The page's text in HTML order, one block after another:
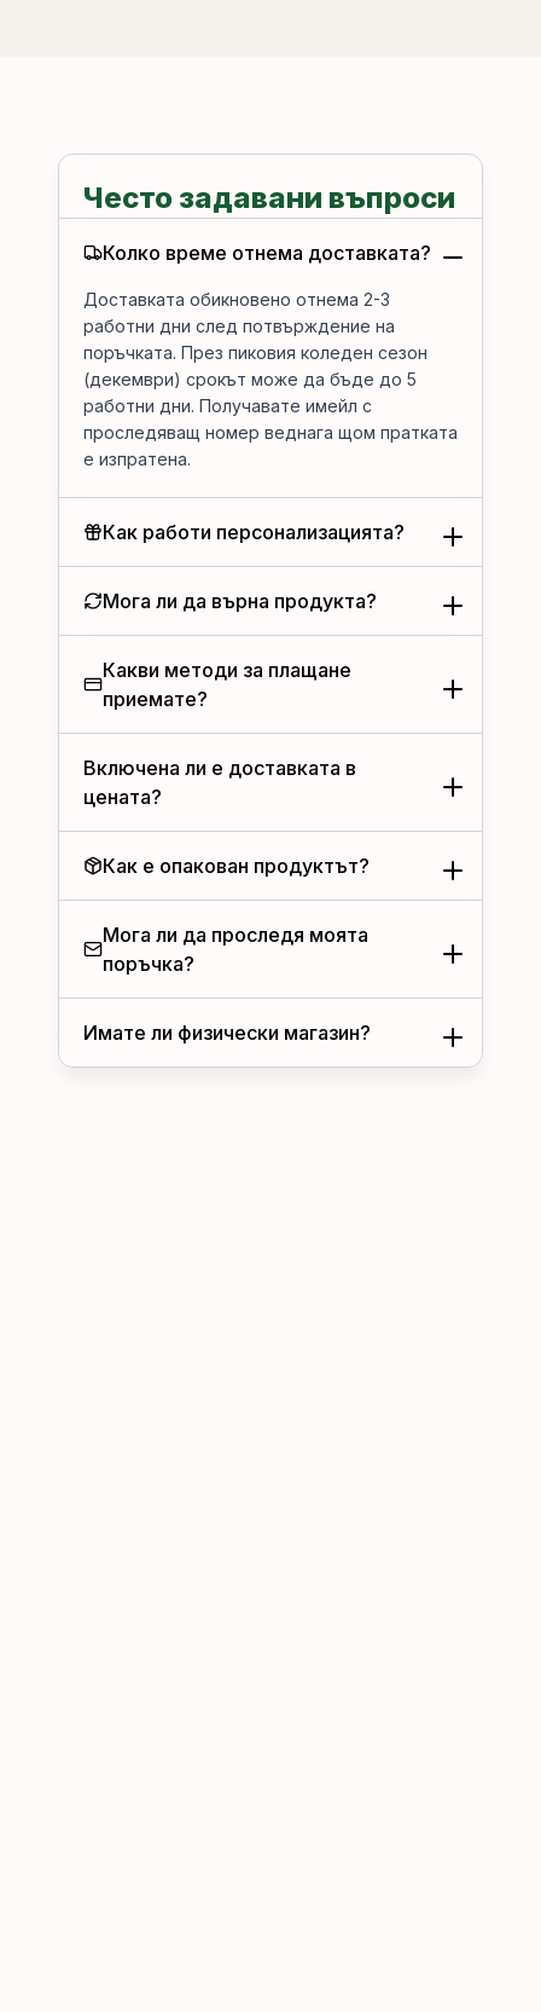
Често задавани въпроси
Колко време отнема доставката?
Доставката обикновено отнема 2-3
работни дни след потвърждение на
поръчката. През пиковия коледен сезон
(декември) срокът може да бъде до 5
работни дни. Получавате имейл с
проследяващ номер веднага щом пратката
е изпратена.
Как работи персонализацията?
Мога ли да върна продукта?
Какви методи за плащане
приемате?
Включена ли е доставката в
цената?
Как е опакован продуктът?
Мога ли да проследя моята
поръчка?
Имате ли физически магазин?